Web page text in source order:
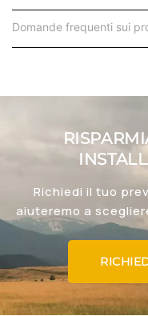
Domande frequenti sui
Richiedi il tuo
aiuteremo a